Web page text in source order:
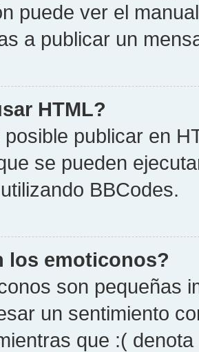
puede ver el
a publicar un
HTML?
posible publicar en
se pueden
BBCodes.
los emoticonos?
son pequeñas
un sentimiento
que :(